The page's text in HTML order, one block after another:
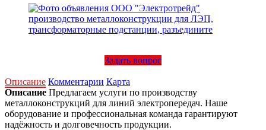
Задать вопрос
Описание Комментарии Карта
Описание Предлагаем услуги по производству
металлоконструкций для линий электропередач. Наше
оборудование и профессиональная команда гарантируют
надёжность и долговечность продукции.